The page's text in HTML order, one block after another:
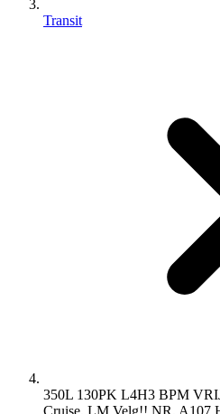
Transit
350L 130PK L4H3 BPM
Cruise, LM Velg!! NR. A107